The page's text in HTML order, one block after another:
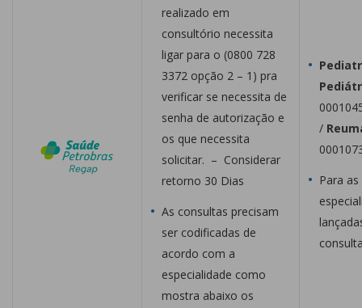
realizado em
consultório necessita
ligar para o (0800 728
3372 opção 2 – 1) pra
verificar se necessita de
senha de autorização e
os que necessita
solicitar. – Considerar
retorno 30 Dias
As consultas precisam
ser codificadas de
acordo com a
especialidade como
mostra abaixo os
/
Para